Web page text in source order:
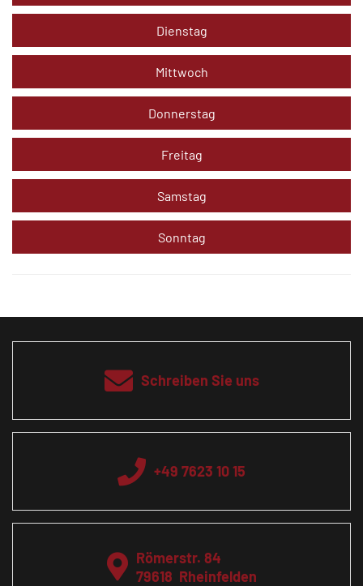
Dienstag
Mittwoch
Donnerstag
Freitag
Samstag
Sonntag
Schreiben Sie uns
+49 7623 10 15
Römerstr. 84
79618 Rheinfelden